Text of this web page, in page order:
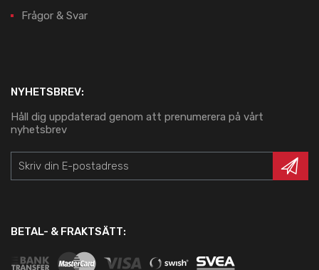
Frågor & Svar
NYHETSBREV:
Håll dig uppdaterad genom att prenumerera på vårt
nyhetsbrev
BETAL- & FRAKTSÄTT: